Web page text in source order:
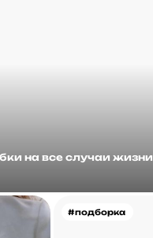
на все случаи жизни
#подборка